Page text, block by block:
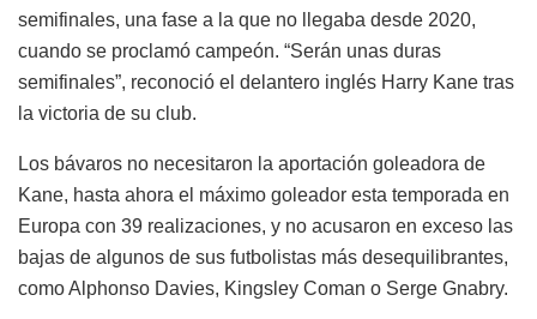
semifinales, una fase a la que no llegaba desde 2020,
cuando se proclamó campeón. “Serán unas duras
semifinales”, reconoció el delantero inglés Harry Kane tras
la victoria de su club.
Los bávaros no necesitaron la aportación goleadora de
Kane, hasta ahora el máximo goleador esta temporada en
Europa con 39 realizaciones, y no acusaron en exceso las
bajas de algunos de sus futbolistas más desequilibrantes,
como Alphonso Davies, Kingsley Coman o Serge Gnabry.